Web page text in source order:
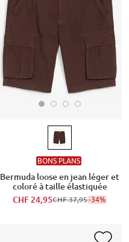
BONS PLANS
Bermuda loose en jean léger et
coloré à taille élastiquée
CHF 24,95CHF 37,95-34%